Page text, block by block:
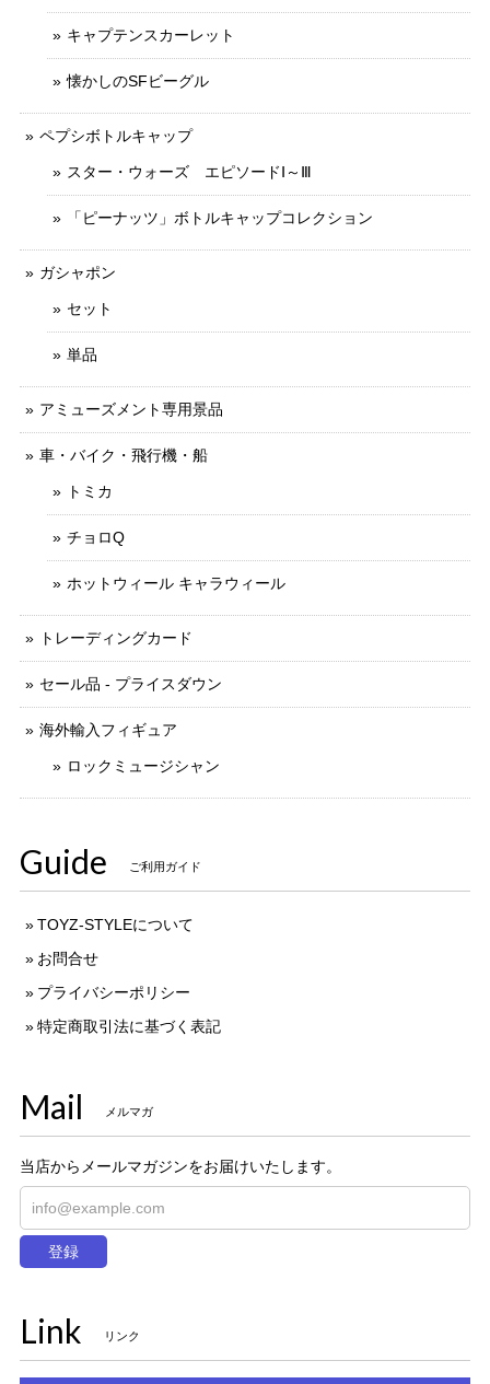
キャプテンスカーレット
懐かしのSFビーグル
ペプシボトルキャップ
スター・ウォーズ エピソードⅠ～Ⅲ
「ピーナッツ」ボトルキャップコレクション
ガシャポン
セット
単品
アミューズメント専用景品
車・バイク・飛行機・船
トミカ
チョロQ
ホットウィール キャラウィール
トレーディングカード
セール品 - プライスダウン
海外輸入フィギュア
ロックミュージシャン
Guide ご利用ガイド
TOYZ-STYLEについて
お問合せ
プライバシーポリシー
特定商取引法に基づく表記
Mail メルマガ
当店からメールマガジンをお届けいたします。
登録
Link リンク